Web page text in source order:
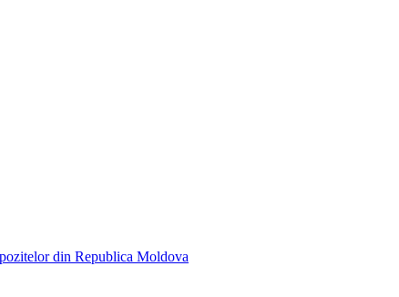
din Republica Moldova